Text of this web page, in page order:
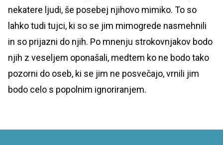
nekatere ljudi, še posebej njihovo mimiko. To so
lahko tudi tujci, ki so se jim mimogrede nasmehnili
in so prijazni do njih. Po mnenju strokovnjakov bodo
njih z veseljem oponašali, medtem ko ne bodo tako
pozorni do oseb, ki se jim ne posvečajo, vrnili jim
bodo celo s popolnim ignoriranjem.